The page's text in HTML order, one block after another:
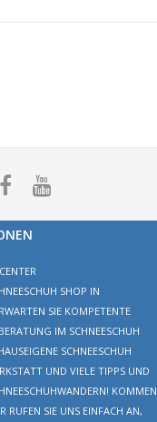
SHOP IN
SIE KOMPETENTE
IM SCHNEESCHUH
SCHNEESCHUH
UND VIELE TIPPS UND
KOMMEN
RUFEN SIE UNS EINFACH AN,